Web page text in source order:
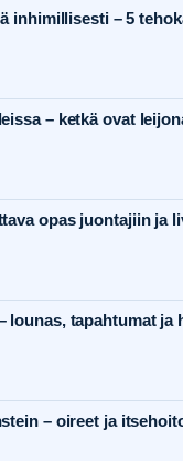
inhimillisesti – 5
– ketkä ovat
opas juontajiin ja
lounas, tapahtumat ja
– oireet ja